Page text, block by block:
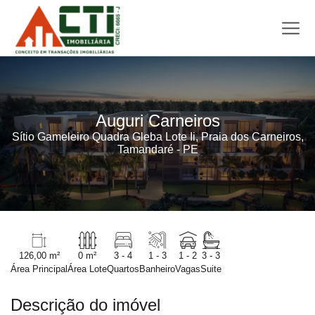
Auguri Carneiros
Sítio Gameleiro Quadra Gleba Lote Ii, Praia dos Carneiros,
Tamandaré - PE
126,00 m²
Área Principal
0 m²
Área Lote
3 - 4
Quartos
1 - 3
Banheiro
1 - 2
Vagas
3 - 3
Suite
Descrição do imóvel